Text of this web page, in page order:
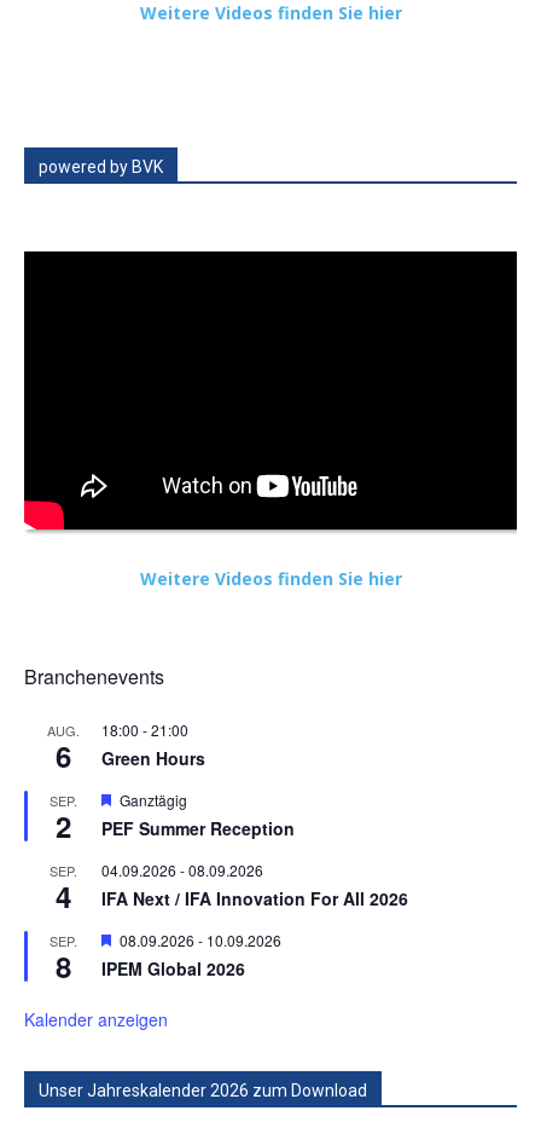
Weitere Videos finden Sie hier
powered by BVK
Weitere Videos finden Sie hier
Branchenevents
AUG.
6
18:00 -21:00
Green Hours
SEP.
2
Hervorgehoben
Ganztägig
PEF Summer Reception
SEP.
4
04.09.2026 -08.09.2026
IFA Next / IFA Innovation For All 2026
SEP.
8
Hervorgehoben
08.09.2026 - 10.09.2026
IPEM Global 2026
Kalender anzeigen
Unser Jahreskalender 2026 zum Download